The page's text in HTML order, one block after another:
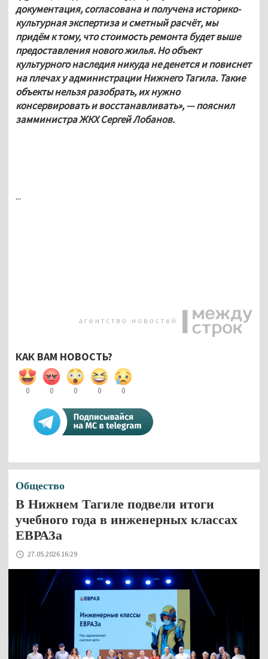
документация, согласована и получена историко-
культурная экспертиза и сметный расчёт, мы
придём к тому, что стоимость ремонта будет выше
предоставления нового жилья. Но объект
культурного наследия никуда не денется и повиснет
на плечах у администрации Нижнего Тагила. Такие
объекты нельзя разобрать, их нужно
консервировать и восстанавливать», — пояснил
замминистра ЖКХ Сергей Лобанов.
...
КАК ВАМ НОВОСТЬ?
0 0 0 0 0
Общество
В Нижнем Тагиле подвели итоги
учебного года в инженерных классах
ЕВРАЗа
27.05.2026 16:29